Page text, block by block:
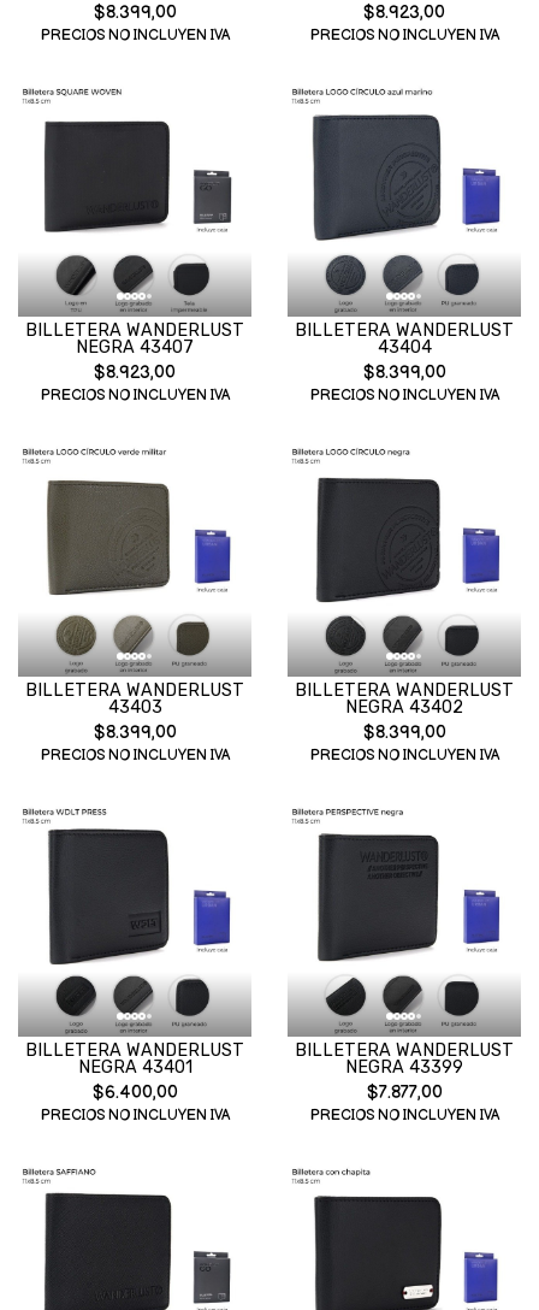
$8.399,00
PRECIOS NO INCLUYEN IVA
$8.923,00
PRECIOS NO INCLUYEN IVA
BILLETERA WANDERLUST
NEGRA 43407
$8.923,00
PRECIOS NO INCLUYEN IVA
BILLETERA WANDERLUST
43404
$8.399,00
PRECIOS NO INCLUYEN IVA
BILLETERA WANDERLUST
43403
$8.399,00
PRECIOS NO INCLUYEN IVA
BILLETERA WANDERLUST
NEGRA 43402
$8.399,00
PRECIOS NO INCLUYEN IVA
BILLETERA WANDERLUST
NEGRA 43401
$6.400,00
PRECIOS NO INCLUYEN IVA
BILLETERA WANDERLUST
NEGRA 43399
$7.877,00
PRECIOS NO INCLUYEN IVA